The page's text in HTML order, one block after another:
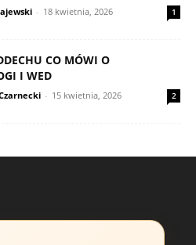
- 18 kwietnia, 2026 1
CO MÓWI O
I WED
- 15 kwietnia, 2026 2